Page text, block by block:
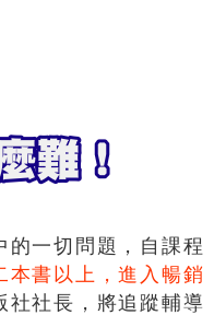
的一切問題，自課程
本書以上，進入暢銷
社社長，將追蹤輔導